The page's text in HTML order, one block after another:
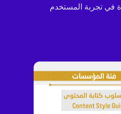
في تجربة المستخدم